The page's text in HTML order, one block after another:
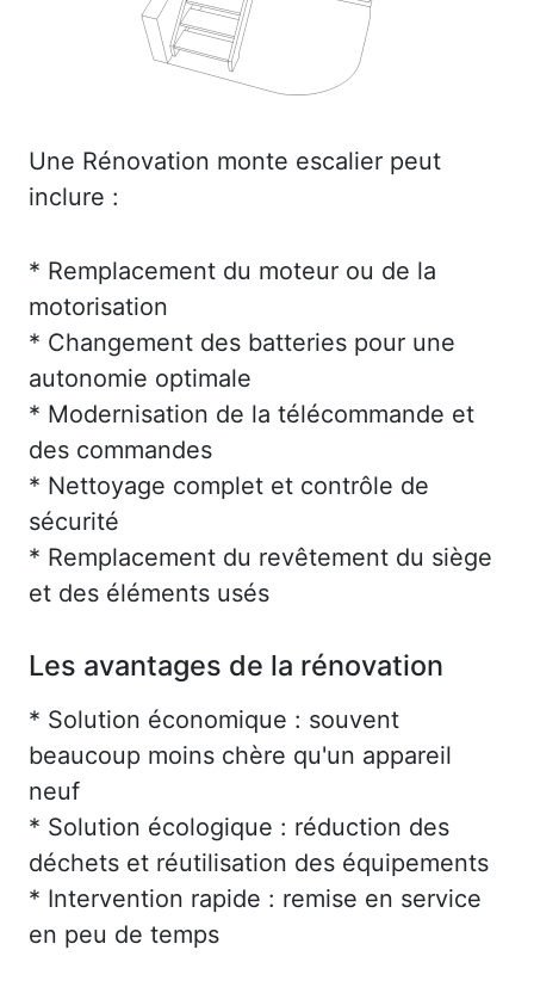
Une Rénovation monte escalier peut
inclure :
* Remplacement du moteur ou de la
motorisation
* Changement des batteries pour une
autonomie optimale
* Modernisation de la télécommande et
des commandes
* Nettoyage complet et contrôle de
sécurité
* Remplacement du revêtement du siège
et des éléments usés
Les avantages de la rénovation
* Solution économique : souvent
beaucoup moins chère qu'un appareil
neuf
* Solution écologique : réduction des
déchets et réutilisation des équipements
* Intervention rapide : remise en service
en peu de temps